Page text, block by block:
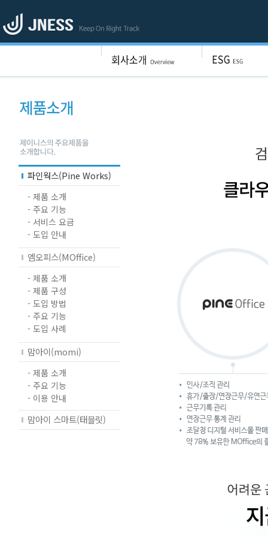
파인웍스(Pine Works)
- 제품 소개
- 주요 기능
- 서비스 요금
- 도입 안내
엠오피스(MOffice)
- 제품 소개
- 제품 구성
- 도입 방법
- 주요 기능
- 도입 사례
맘아이(momi)
- 제품 소개
- 주요 기능
- 이용 안내
맘아이 스마트(태블릿)